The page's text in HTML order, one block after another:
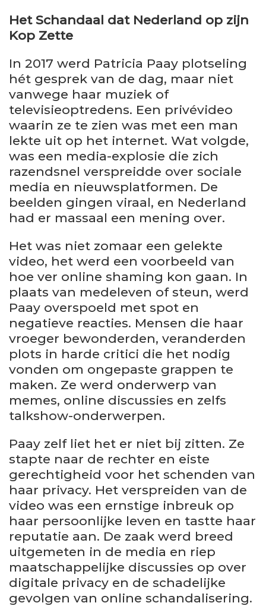
Het Schandaal dat Nederland op zijn
Kop Zette
In 2017 werd Patricia Paay plotseling
hét gesprek van de dag, maar niet
vanwege haar muziek of
televisieoptredens. Een privévideo
waarin ze te zien was met een man
lekte uit op het internet. Wat volgde,
was een media-explosie die zich
razendsnel verspreidde over sociale
media en nieuwsplatformen. De
beelden gingen viraal, en Nederland
had er massaal een mening over.
Het was niet zomaar een gelekte
video, het werd een voorbeeld van
hoe ver online shaming kon gaan. In
plaats van medeleven of steun, werd
Paay overspoeld met spot en
negatieve reacties. Mensen die haar
vroeger bewonderden, veranderden
plots in harde critici die het nodig
vonden om ongepaste grappen te
maken. Ze werd onderwerp van
memes, online discussies en zelfs
talkshow-onderwerpen.
Paay zelf liet het er niet bij zitten. Ze
stapte naar de rechter en eiste
gerechtigheid voor het schenden van
haar privacy. Het verspreiden van de
video was een ernstige inbreuk op
haar persoonlijke leven en tastte haar
reputatie aan. De zaak werd breed
uitgemeten in de media en riep
maatschappelijke discussies op over
digitale privacy en de schadelijke
gevolgen van online schandalisering.